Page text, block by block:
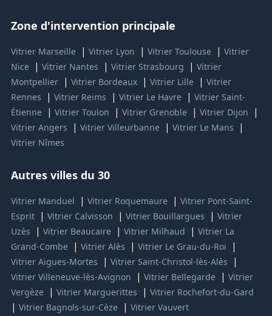
Zone d'intervention principale
Vitrier Marseille | Vitrier Lyon | Vitrier Toulouse | Vitrier
Nice
| Vitrier Nantes | Vitrier Strasbourg | Vitrier
Montpellier | Vitrier Bordeaux | Vitrier Lille | Vitrier
Rennes
| Vitrier Reims | Vitrier Le Havre | Vitrier Saint-
Étienne
| Vitrier Toulon | Vitrier Grenoble | Vitrier Dijon |
Vitrier Angers | Vitrier Villeurbanne | Vitrier Le Mans |
Vitrier Nîmes
Autres villes du 30
Vitrier Manduel | Vitrier Roquemaure | Vitrier Pont-Saint-
Esprit | Vitrier Calvisson | Vitrier Bouillargues | Vitrier
Uzès
| Vitrier Beaucaire | Vitrier Milhaud | Vitrier La
Grand-Combe
| Vitrier Alès | Vitrier Le Grau-du-Roi |
Vitrier Aigues-Mortes | Vitrier Saint-Christol-lès-Alès |
Vitrier Villeneuve-lès-Avignon | Vitrier Bellegarde | Vitrier
Vergèze
| Vitrier Marguerittes | Vitrier Rochefort-du-Gard
| Vitrier Bagnols-sur-Cèze | Vitrier Vauvert